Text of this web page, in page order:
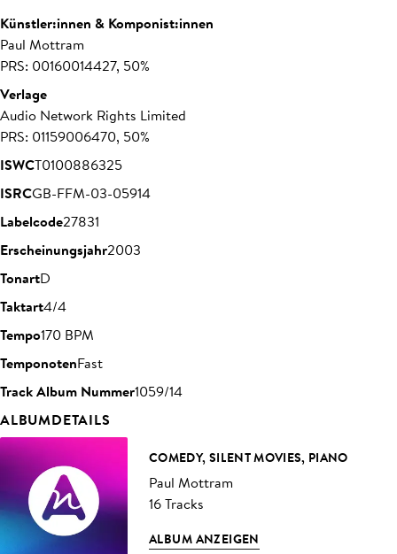
Künstler:innen & Komponist:innen
Paul Mottram
PRS: 00160014427, 50%
Verlage
Audio Network Rights Limited
PRS: 01159006470, 50%
ISWCT0100886325
ISRCGB-FFM-03-05914
Labelcode27831
Erscheinungsjahr2003
TonartD
Taktart4/4
Tempo170 BPM
TemponotenFast
Track Album Nummer1059/14
ALBUMDETAILS
COMEDY, SILENT MOVIES, PIANO
Paul Mottram
16 Tracks
ALBUM ANZEIGEN